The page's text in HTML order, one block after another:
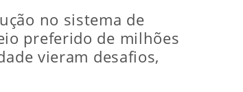
no sistema de
preferido de milhões
vieram desafios,